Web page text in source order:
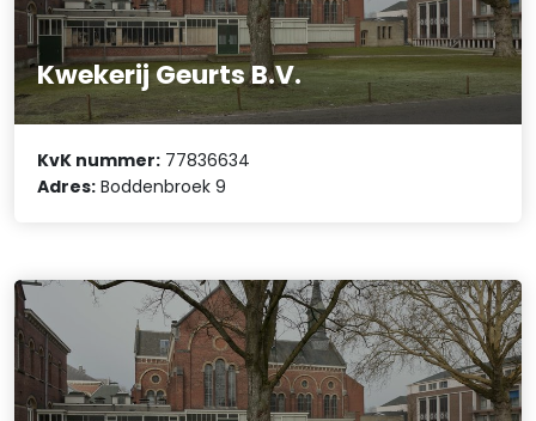
Kwekerij Geurts B.V.
KvK nummer: 77836634
Adres: Boddenbroek 9